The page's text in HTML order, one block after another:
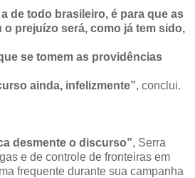
de todo brasileiro, é para que as
prejuízo será, como já tem sido,
se tomem as providências
ainda, infelizmente”, conclui.
desmente o discurso”, Serra
e de controle de fronteiras em
frequente durante sua campanha